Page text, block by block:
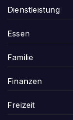
Dienstleistung
Essen
Familie
Finanzen
Freizeit